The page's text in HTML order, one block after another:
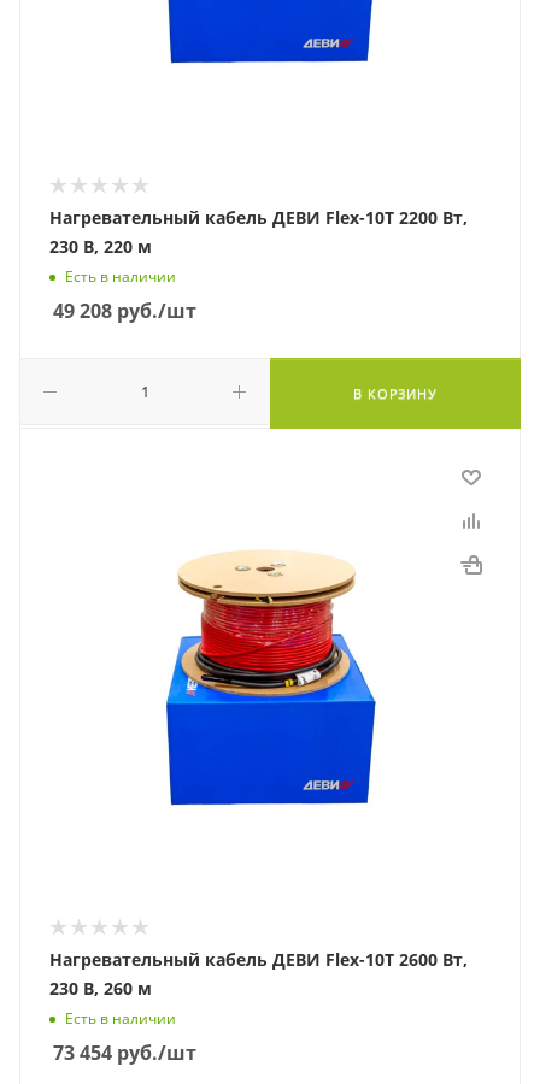
Нагревательный кабель ДЕВИ Flex-10T 2200 Вт,
230 В, 220 м
Есть в наличии
49 208 руб./шт
В КОРЗИНУ
Нагревательный кабель ДЕВИ Flex-10T 2600 Вт,
230 В, 260 м
Есть в наличии
73 454 руб./шт